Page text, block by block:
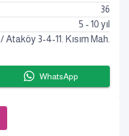
36
5 - 10 yıl
/Ataköy 3-4-11. Kısım Mah.
WhatsApp